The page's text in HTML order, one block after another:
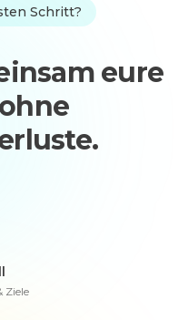
Schritt?
eure
Ziele